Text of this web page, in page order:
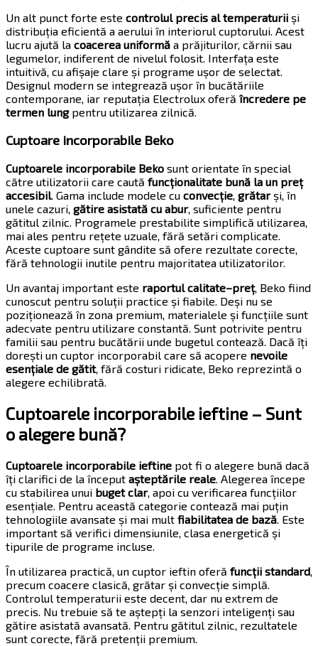
Un alt punct forte este controlul precis al temperaturii și
distribuția eficientă a aerului în interiorul cuptorului. Acest
lucru ajută la coacerea uniformă a prăjiturilor, cărnii sau
legumelor, indiferent de nivelul folosit. Interfața este
intuitivă, cu afișaje clare și programe ușor de selectat.
Designul modern se integrează ușor în bucătăriile
contemporane, iar reputația Electrolux oferăîncredere pe
termen lungpentru utilizarea zilnică.
Cuptoare incorporabile Beko
Cuptoarele incorporabile Beko sunt orientate în special
către utilizatorii care caută funcționalitate bună la un preț
accesibil. Gama include modele cu convecție, grătarși, în
unele cazuri, gătire asistată cu abur, suficiente pentru
gătitul zilnic. Programele prestabilite simplifică utilizarea,
mai ales pentru rețete uzuale, fără setări complicate.
Aceste cuptoare sunt gândite să ofere rezultate corecte,
fără tehnologii inutile pentru majoritatea utilizatorilor.
Un avantaj important este raportul calitate–preț, Beko fiind
cunoscut pentru soluții practice și fiabile. Deși nu se
poziționează în zona premium, materialele și funcțiile sunt
adecvate pentru utilizare constantă. Sunt potrivite pentru
familii sau pentru bucătării unde bugetul contează. Dacă îți
dorești un cuptor incorporabil care să acopere nevoile
esențiale de gătit, fără costuri ridicate, Beko reprezintă o
alegere echilibrată.
Cuptoarele incorporabile ieftine – Sunt
o alegere bună?
Cuptoarele incorporabile ieftine pot fi o alegere bună dacă
îți clarifici de la început așteptările reale. Alegerea începe
cu stabilirea unui buget clar, apoi cu verificarea funcțiilor
esențiale. Pentru această categorie contează mai puțin
tehnologiile avansate și mai mult fiabilitatea de bază. Este
important să verifici dimensiunile, clasa energetică și
tipurile de programe incluse.
În utilizarea practică, un cuptor ieftin oferă funcții standard,
precum coacere clasică, grătar și convecție simplă.
Controlul temperaturii este decent, dar nu extrem de
precis. Nu trebuie să te aștepți la senzori inteligenți sau
gătire asistată avansată. Pentru gătitul zilnic, rezultatele
sunt corecte, fără pretenții premium.